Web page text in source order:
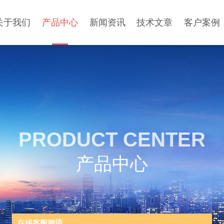
于我们 产品中心 新闻资讯 技术文章 客户案例
PRODUCT CENTER
产品中心